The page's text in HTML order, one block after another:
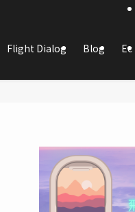
Flight Dialog Blog Ec